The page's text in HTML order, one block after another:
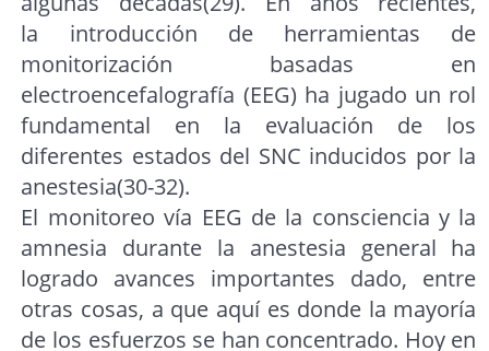
la introducción de herramientas de
monitorización basadas en
electroencefalografía (EEG) ha jugado un rol
fundamental en la evaluación de los
diferentes estados del SNC inducidos por la
anestesia(30-32).
El monitoreo vía EEG de la consciencia y la
amnesia durante la anestesia general ha
logrado avances importantes dado, entre
otras cosas, a que aquí es donde la mayoría
de los esfuerzos se han concentrado. Hoy en